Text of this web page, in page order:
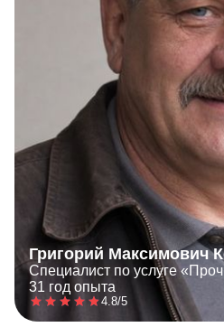
Григорий Максимович
Специалист по услуге
31 год опыта
4.8/5